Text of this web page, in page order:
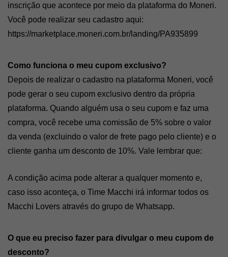
inscrição que acontece por meio da plataforma do Moneri.
https://marketplace.moneri.com.br/landing/PA935899
Como funciona o meu cupom exclusivo?
Depois de realizar o cadastro na plataforma Moneri, você
pode gerar o seu cupom exclusivo dentro da própria
plataforma. Quando alguém usa o seu cupom e faz uma
compra, você recebe uma comissão de 5% sobre o valor
da venda (excluindo o valor de frete pago pelo cliente) e o
cliente ganha um desconto de 10%. Vale lembrar que:
A condição acima pode alterar a qualquer momento e,
caso isso aconteça, o Time Macchi irá informar todos os
Macchi Lovers através do grupo de Whatsapp.
O que eu preciso fazer para divulgar o meu cupom de
desconto?